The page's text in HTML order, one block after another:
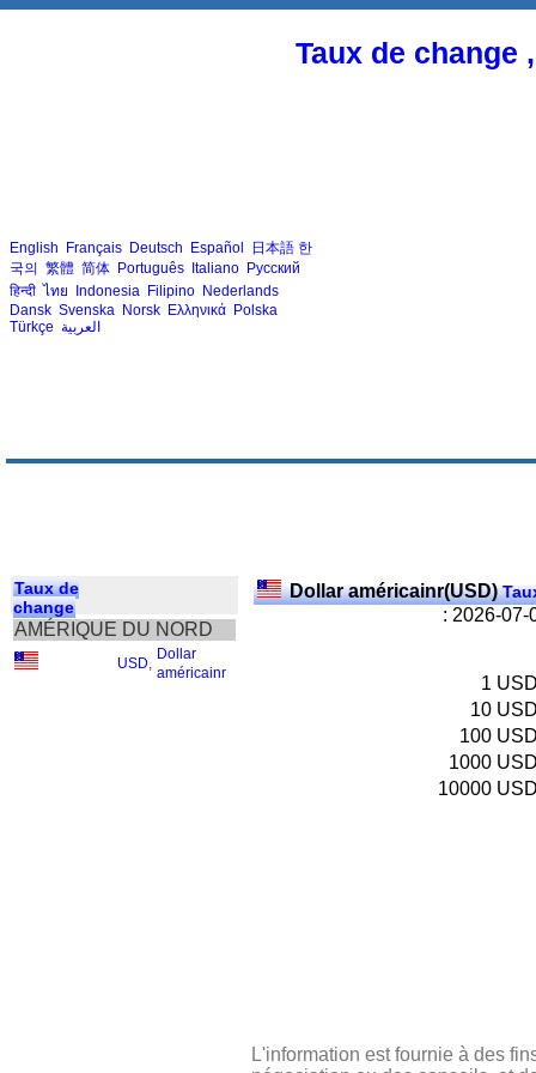
Taux de change
English Français Deutsch Español 日本語 한
국의 繁體 简体 Português Italiano Русский
हिन्दी ไทย Indonesia Filipino Nederlands
Dansk Svenska Norsk Ελληνικά Polska
Türkçe العربية
Taux de
change
AMÉRIQUE DU NORD
USD
Dollar
américainr
Dollar américainr(USD)
: 2026-07-
1
10
100
1000
10000
L'information est fournie à des